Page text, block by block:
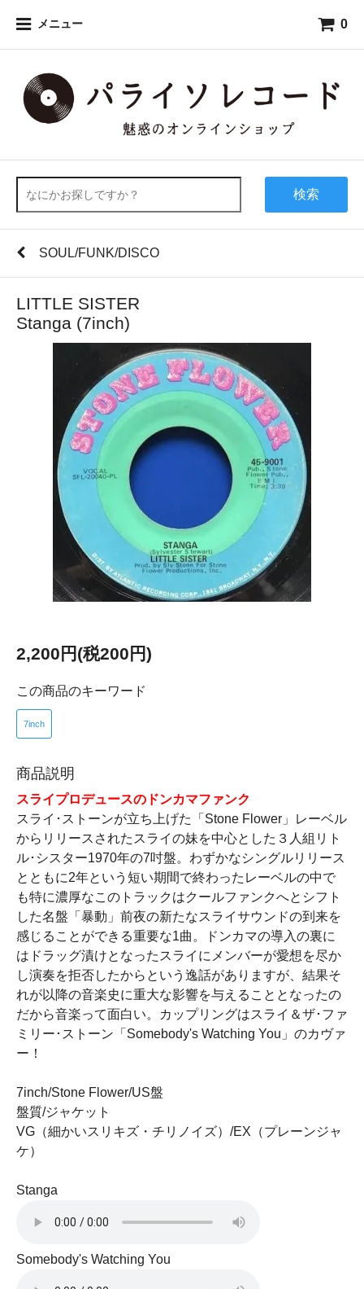
メニュー 0
検索
SOUL/FUNK/DISCO
LITTLE SISTER
Stanga (7inch)
2,200円(税200円)
この商品のキーワード
7inch
商品説明
スライプロデュースのドンカマファンク
スライ･ストーンが立ち上げた「Stone Flower」レーベル
からリリースされたスライの妹を中心とした３人組リト
ル･シスター1970年の7吋盤。わずかなシングルリリース
とともに2年という短い期間で終わったレーベルの中で
も特に濃厚なこのトラックはクールファンクへとシフト
した名盤「暴動」前夜の新たなスライサウンドの到来を
感じることができる重要な1曲。ドンカマの導入の裏に
はドラッグ漬けとなったスライにメンバーが愛想を尽か
し演奏を拒否したからという逸話がありますが、結果そ
れが以降の音楽史に重大な影響を与えることとなったの
だから音楽って面白い。カップリングはスライ＆ザ･ファ
ミリー･ストーン「Somebody's Watching You」のカヴァ
ー！
7inch/Stone Flower/US盤
盤質/ジャケット
VG（細かいスリキズ・チリノイズ）/EX（プレーンジャ
ケ）
Stanga
Somebody's Watching You